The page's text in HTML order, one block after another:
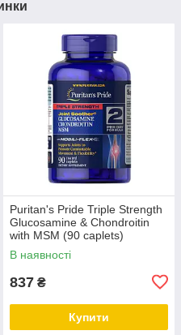
Puritan's Pride Triple Strength
Glucosamine & Chondroitin
with MSM (90 caplets)
В наявності
837 ₴
Купити